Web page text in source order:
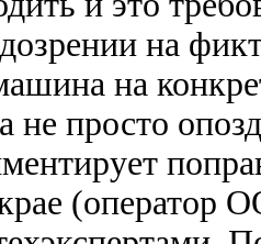
на
на
не просто
крае